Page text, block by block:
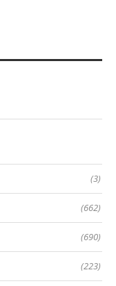
(3)
(662)
(690)
(223)